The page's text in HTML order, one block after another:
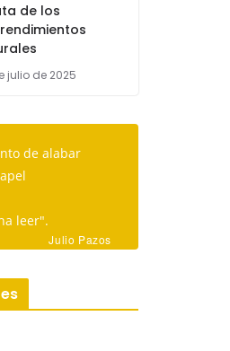
de los
julio de 2025
de alabar
leer".
Julio Pazos